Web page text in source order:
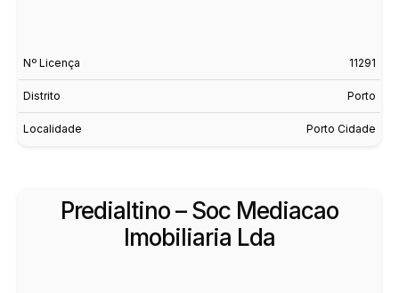
Nº Licença 11291
Distrito Porto
Localidade Porto Cidade
Predialtino – Soc Mediacao
Imobiliaria Lda